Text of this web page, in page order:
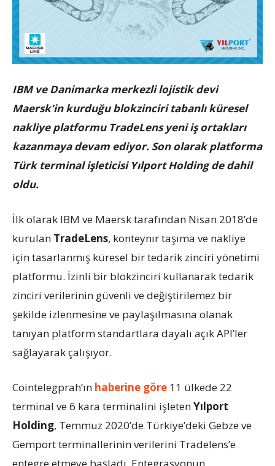
IBM ve Danimarka merkezli lojistik devi
Maersk’in kurduğu blokzinciri tabanlı küresel
nakliye platformu TradeLens yeni iş ortakları
kazanmaya devam ediyor. Son olarak platforma
Türk terminal işleticisi Yılport Holding de dahil
oldu.
İlk olarak IBM ve Maersk tarafından Nisan 2018’de
kurulan TradeLens, konteynır taşıma ve nakliye
için tasarlanmış küresel bir tedarik zinciri yönetimi
platformu. İzinli bir blokzinciri kullanarak tedarik
zinciri verilerinin güvenli ve değiştirilemez bir
şekilde izlenmesine ve paylaşılmasına olanak
tanıyan platform standartlara dayalı açık API’ler
sağlayarak çalışıyor.
Cointelegprah’ın haberine göre 11 ülkede 22
terminal ve 6 kara terminalini işletenYılport
Holding, Temmuz 2020’de Türkiye’deki Gebze ve
Gemport terminallerinin verilerini Tradelens’e